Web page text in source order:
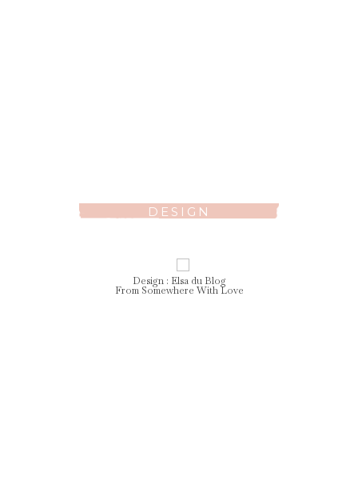
DESIGN
Design : Elsadu Blog
From Somewhere With Love